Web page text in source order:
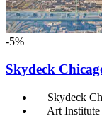
-5%
Skydeck
Skydeck
Art Institute